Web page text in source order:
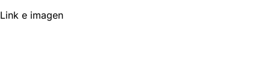
Link e imagen